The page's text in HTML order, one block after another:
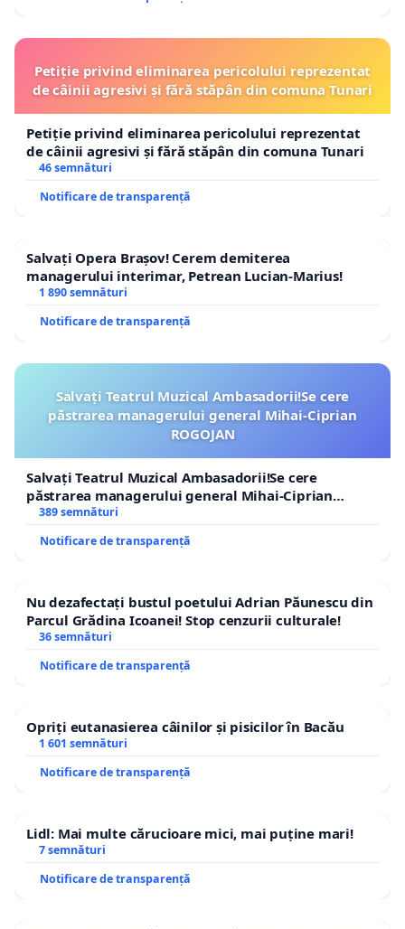
Petiție privind eliminarea pericolului reprezentat
de câinii agresivi și fără stăpân din comuna Tunari
Petiție privind eliminarea pericolului reprezentat
de câinii agresivi și fără stăpân din comuna Tunari
46 semnături
Notificare de transparență
Salvați Opera Brașov! Cerem demiterea
managerului interimar, Petrean Lucian-Marius!
1 890 semnături
Notificare de transparență
Salvați Teatrul Muzical Ambasadorii!Se cere
păstrarea managerului general Mihai-Ciprian
ROGOJAN
Salvați Teatrul Muzical Ambasadorii!Se cere
păstrarea managerului general Mihai-Ciprian
ROGOJAN
389 semnături
Notificare de transparență
Nu dezafectați bustul poetului Adrian Păunescu din
Parcul Grădina Icoanei! Stop cenzurii culturale!
36 semnături
Notificare de transparență
Opriți eutanasierea câinilor și pisicilor în Bacău
1 601 semnături
Notificare de transparență
Lidl: Mai multe cărucioare mici, mai puține mari!
7 semnături
Notificare de transparență